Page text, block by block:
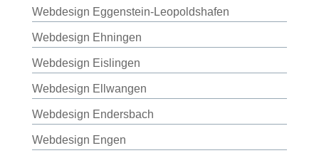
Webdesign Eggenstein-Leopoldshafen
Webdesign Ehningen
Webdesign Eislingen
Webdesign Ellwangen
Webdesign Endersbach
Webdesign Engen